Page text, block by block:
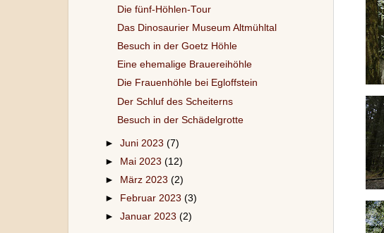
Die fünf-Höhlen-Tour
Das Dinosaurier Museum Altmühltal
Besuch in der Goetz Höhle
Eine ehemalige Brauereihöhle
Die Frauenhöhle bei Egloffstein
Der Schluf des Scheiterns
Besuch in der Schädelgrotte
►Juni 2023(7)
► Mai 2023(12)
►
März 2023(2)
►
Februar 2023(3)
►Januar 2023(2)